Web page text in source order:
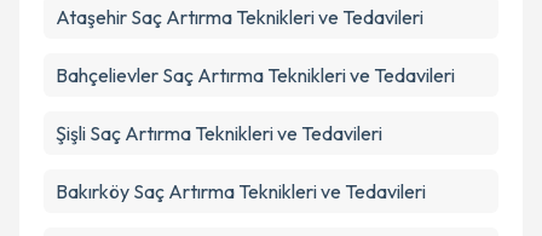
Ataşehir Saç Artırma Teknikleri ve Tedavileri
Bahçelievler Saç Artırma Teknikleri ve Tedavileri
Şişli Saç Artırma Teknikleri ve Tedavileri
Bakırköy Saç Artırma Teknikleri ve Tedavileri